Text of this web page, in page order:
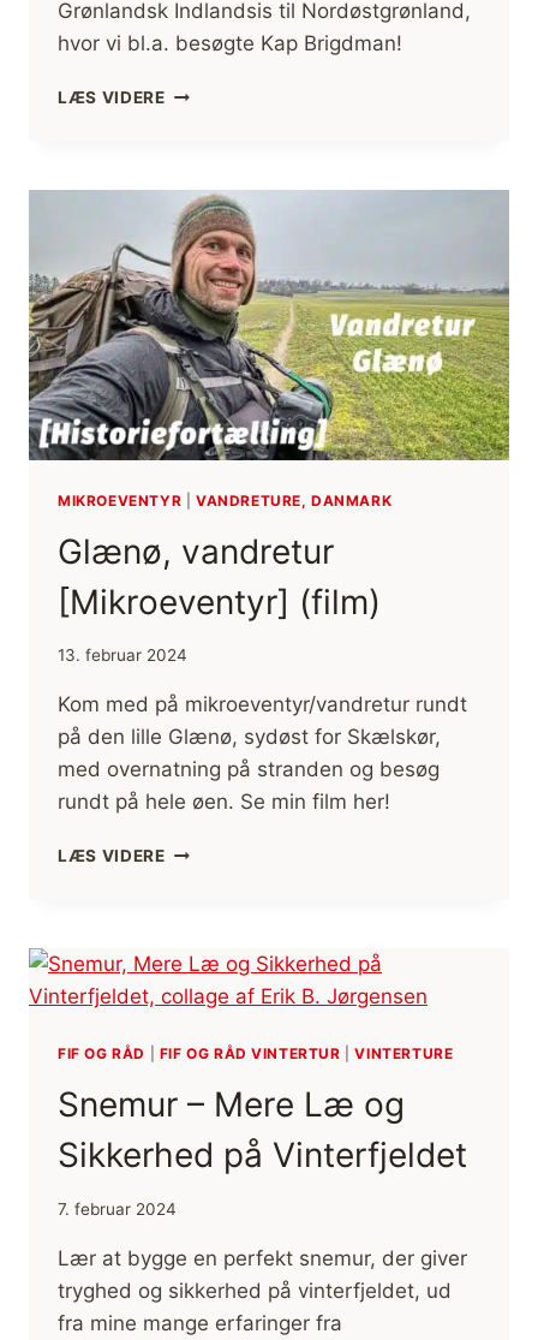
Grønlandsk Indlandsis til Nordøstgrønland,
hvor vi bl.a. besøgte Kap Brigdman!
LÆS VIDERETÅGE,
[HISTORIEFORTÆLLING]
(FILM)
MIKROEVENTYR VANDRETURE, DANMARK
Glænø, vandretur
[Mikroeventyr] (film)
13. februar 2024
Kom med på mikroeventyr/vandretur rundt
på den lille Glænø, sydøst for Skælskør,
med overnatning på stranden og besøg
rundt på hele øen. Se min film her!
LÆS VIDEREGLÆNØ,
FIF OG RÅD FIF OG RÅD VINTERTUR |VINTERTURE
Snemur – Mere Læ og
Sikkerhed på Vinterfjeldet
7. februar 2024
Lær at bygge en perfekt snemur, der giver
tryghed og sikkerhed på vinterfjeldet, ud
fra mine mange erfaringer fra